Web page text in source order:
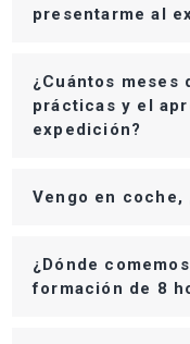
presentarme al
¿Cuántos meses
prácticas y el
expedición?
Vengo en coche,
¿Dónde
formación de 8